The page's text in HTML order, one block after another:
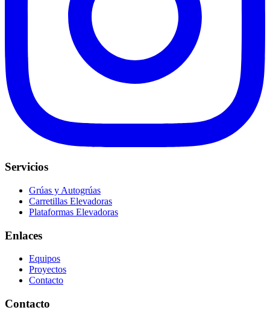
Servicios
Grúas y Autogrúas
Carretillas Elevadoras
Plataformas Elevadoras
Enlaces
Equipos
Proyectos
Contacto
Contacto